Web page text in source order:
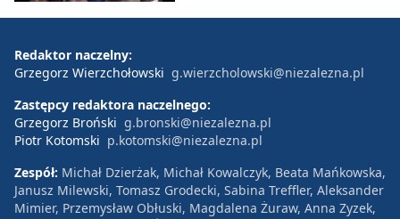
Redaktor naczelny:
Grzegorz Wierzchołowski g.wierzcholowski@niezalezna.pl
Zastępcy redaktora naczelnego:
Grzegorz Broński g.bronski@niezalezna.pl
Piotr Kotomski p.kotomski@niezalezna.pl
Zespół: Michał Dzierżak, Michał Kowalczyk, Beata Mańkowska,
Janusz Milewski, Tomasz Grodecki, Sabina Treffler, Aleksander
Mimier, Przemysław Obłuski, Magdalena Żuraw, Anna Zyzek,